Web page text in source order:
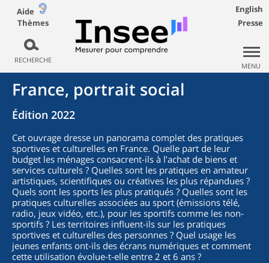
Aide
Thèmes
RECHERCHE
English
Presse
MENU
France, portrait social
Édition 2022
Cet ouvrage dresse un panorama complet des pratiques
sportives et culturelles en France. Quelle part de leur
budget les ménages consacrent-ils à l’achat de biens et
services culturels ? Quelles sont les pratiques en amateur
artistiques, scientifiques ou créatives les plus répandues ?
Quels sont les sports les plus pratiqués ? Quelles sont les
pratiques culturelles associées au sport (émissions télé,
radio, jeux vidéo, etc.), pour les sportifs comme les non-
sportifs ? Les territoires influent-ils sur les pratiques
sportives et culturelles des personnes ? Quel usage les
jeunes enfants ont-ils des écrans numériques et comment
cette utilisation évolue-t-elle entre 2 et 6 ans ?